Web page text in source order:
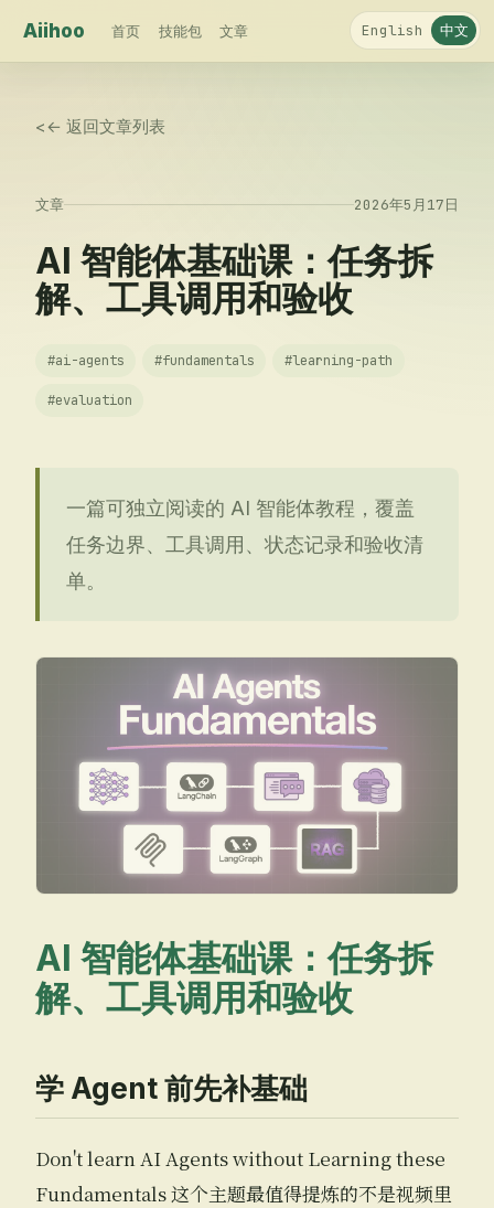
Aiihoo 首页 技能包 文章 English 中文
<← 返回文章列表
文章 2026年5月17日
AI 智能体基础课：任务拆
解、工具调用和验收
#ai-agents #fundamentals #learning-path
#evaluation
一篇可独立阅读的 AI 智能体教程，覆盖
任务边界、工具调用、状态记录和验收清
单。
AI 智能体基础课：任务拆
解、工具调用和验收
学 Agent 前先补基础
Don't learn AI Agents without Learning these
Fundamentals 这个主题最值得提炼的不是视频里